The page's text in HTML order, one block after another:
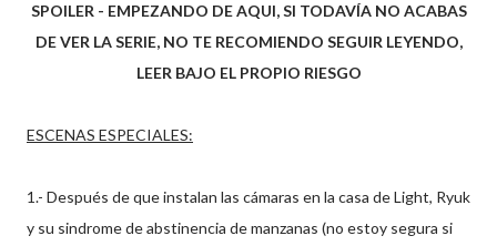
SPOILER - EMPEZANDO DE AQUI, SI TODAVÍA NO ACABAS
DE VER LA SERIE, NO TE RECOMIENDO SEGUIR LEYENDO,
LEER BAJO EL PROPIO RIESGO
ESCENAS ESPECIALES:
1.- Después de que instalan las cámaras en la casa de Light, Ryuk
y su sindrome de abstinencia de manzanas (no estoy segura si